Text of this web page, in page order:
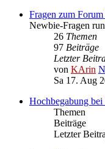
Fragen zum
Newbie-Fragen
26 Themen
97 Beiträge
Letzter
von KArin
Sa 17. Aug
Hochbegabung
Themen
Beiträge
Letzter